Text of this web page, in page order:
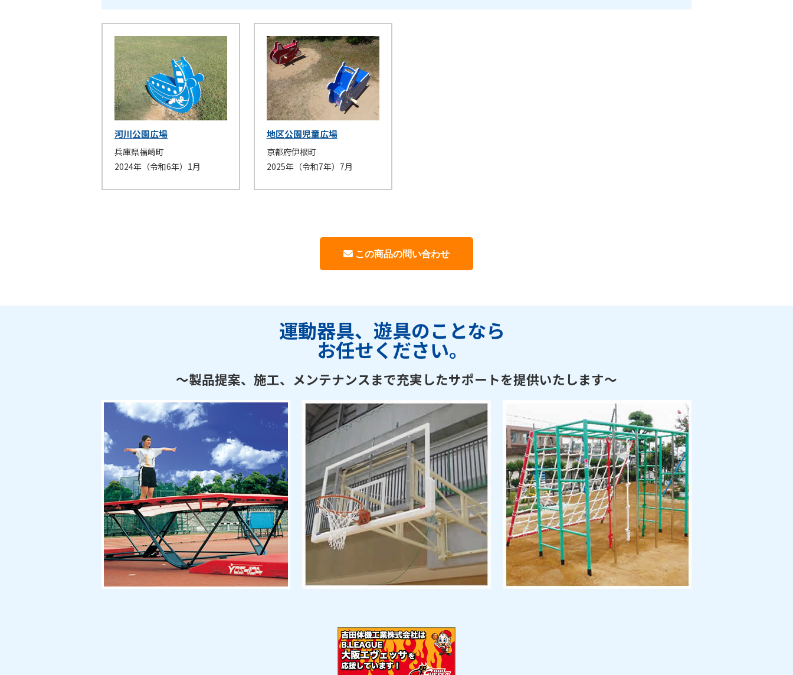
河川公園広場
兵庫県福崎町
2024年（令和6年）1月
地区公園児童広場
京都府伊根町
2025年（令和7年）7月
運動器具、遊具のことなら
お任せください。
～製品提案、施工、メンテナンスまで充実したサポートを提供いたします～